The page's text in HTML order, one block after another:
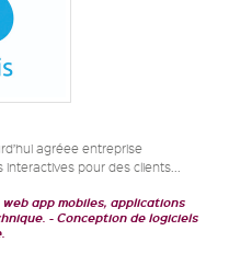
agréee entreprise
pour des clients...
app mobiles, applications
Conception de logiciels